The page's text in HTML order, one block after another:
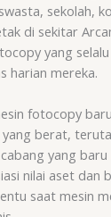
sekolah,
di sekitar
yang
harian mereka.
fotocopy
berat,
yang
nilai aset dan
saat mesin